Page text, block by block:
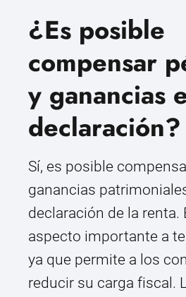
¿Es posible
compensar
y ganancias
declaración?
Sí, es posible
ganancias
declaración de la renta.
aspecto importante a
ya que permite a los
reducir su carga fiscal.